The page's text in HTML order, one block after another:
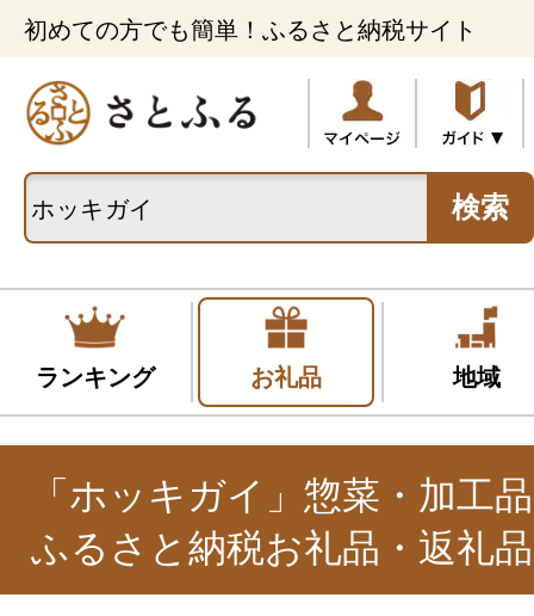
初めての方でも簡単！ふるさと納税サイト
検索
ランキング お礼品 地域
「ホッキガイ」惣菜・加工
ふるさと納税お礼品・返礼